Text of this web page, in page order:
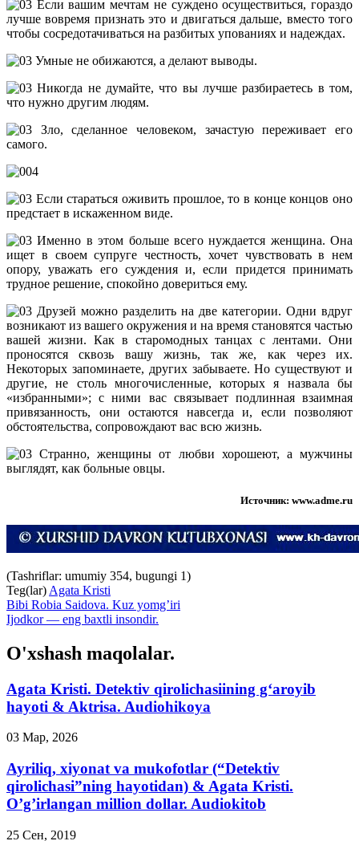
Если вашим мечтам не суждено осуществиться, гораздо
лучше вовремя признать это и двигаться дальше, вместо того
чтобы сосредотачиваться на разбитых упованиях и надеждах.
Умные не обижаются, а делают выводы.
Никогда не думайте, что вы лучше разбираетесь в том,
что нужно другим людям.
Зло, сделанное человеком, зачастую переживает его
самого.
Если стараться оживить прошлое, то в конце концов оно
предстает в искаженном виде.
Именно в этом больше всего нуждается женщина. Она
ищет в своем супруге честность, хочет чувствовать в нем
опору, уважать его суждения и, если придется принимать
трудное решение, спокойно довериться ему.
Друзей можно разделить на две категории. Одни вдруг
возникают из вашего окружения и на время становятся частью
вашей жизни. Как в старомодных танцах с лентами. Они
проносятся сквозь вашу жизнь, так же, как через их.
Некоторых запоминаете, других забываете. Но существуют и
другие, не столь многочисленные, которых я назвала бы
«избранными»; с ними вас связывает подлинная взаимная
привязанность, они остаются навсегда и, если позволяют
обстоятельства, сопровождают вас всю жизнь.
Странно, женщины от любви хорошеют, а мужчины
выглядят, как больные овцы.
Источник: www.adme.ru
(Tashriflar: umumiy 354, bugungi 1)
Teg(lar) Agata Kristi
Bibi Robia Saidova. Kuz yomg’iri
Ijodkor — eng baxtli insondir.
O'xshash maqolalar.
Agata Kristi. Detektiv qirolichasiining g‘aroyib
hayoti & Aktrisa. Audiohikoya
03 Мар, 2026
Ayriliq, xiyonat va mukofotlar (“Detektiv
qirolichasi”ning hayotidan) & Agata Kristi.
O’g’irlangan million dollar. Audiokitob
25 Сен, 2019